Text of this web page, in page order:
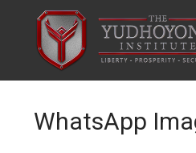
WhatsApp